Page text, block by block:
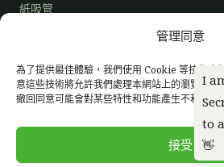
管理同意
為了提供最佳體驗，我們使用 Cookie 等技術來
意這些技術將允許我們處理本網站上的瀏覽行
撤回同意可能會對某些特性和功能產生不利影響
接受
紙吸管
臉 I
s
Y
u